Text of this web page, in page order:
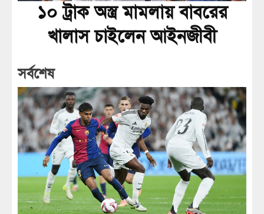
১০ ট্রাক অস্ত্র মামলায় বাবরের
খালাস চাইলেন আইনজীবী
সর্বশেষ